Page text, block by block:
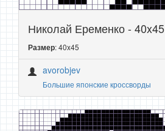
Николай Еременко - 40x45
Размер: 40x45
avorobjev
Большие японские кроссворды